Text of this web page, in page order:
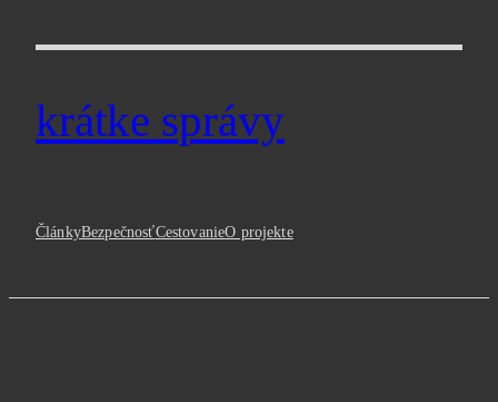
krátke správy
ČlánkyBezpečnosťCestovanieO projekte